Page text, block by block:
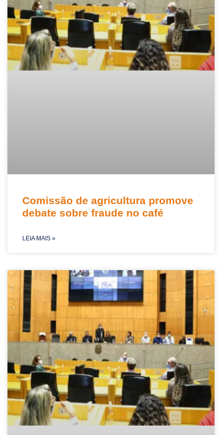
Comissão de agricultura promove
debate sobre fraude no café
LEIA MAIS »